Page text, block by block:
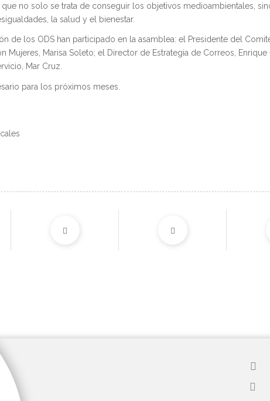
no solo se trata de conseguir los objetivos medioambientales,
la salud y el bienestar.
de los ODS han participado en la asamblea: el Presidente del
Mujeres, Marisa Soleto; el Director de Estrategia de Correos, Enrique
Mar Cruz.
para los próximos meses.